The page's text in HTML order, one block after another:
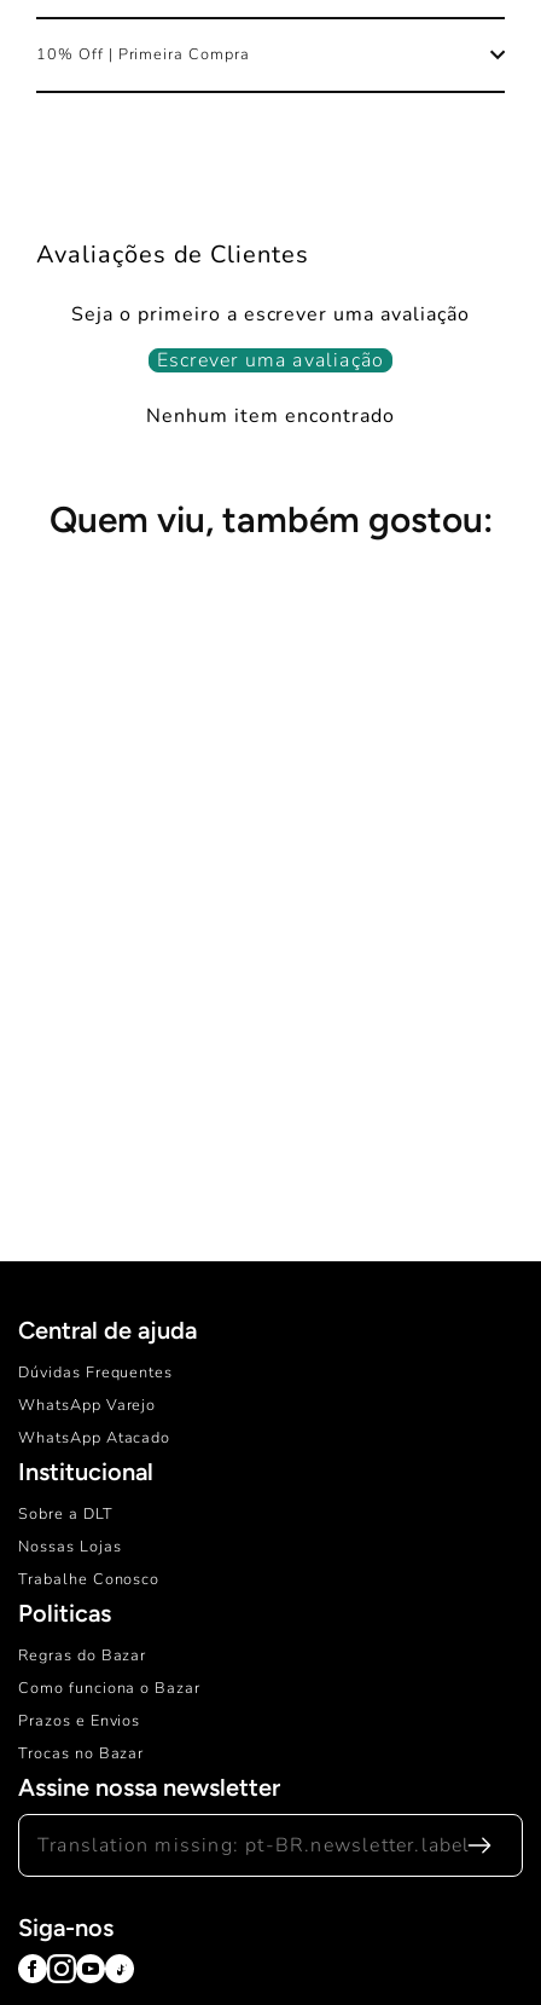
10% Off | Primeira Compra
Avaliações de Clientes
Seja o primeiro a escrever uma avaliação
Escrever uma avaliação
Nenhum item encontrado
Quem viu, também gostou:
Central de ajuda
Dúvidas Frequentes
WhatsApp Varejo
WhatsApp Atacado
Institucional
Sobre a DLT
Nossas Lojas
Trabalhe Conosco
Politicas
Regras do Bazar
Como funciona o Bazar
Prazos e Envios
Trocas no Bazar
Assine nossa newsletter
pt-
BR.newsletter.label
Siga-nos